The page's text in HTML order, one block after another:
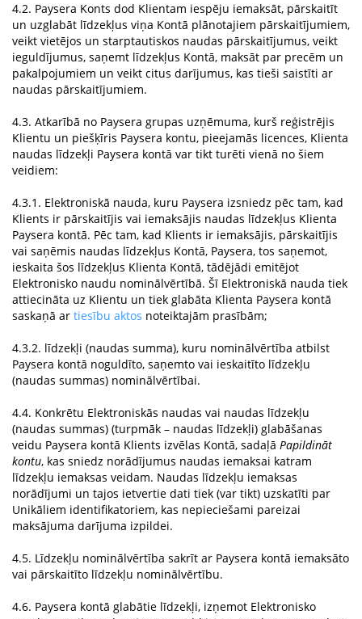
4.2. Paysera Konts dod Klientam iespēju iemaksāt, pārskaitīt
un uzglabāt līdzekļus viņa Kontā plānotajiem pārskaitījumiem,
veikt vietējos un starptautiskos naudas pārskaitījumus, veikt
ieguldījumus, saņemt līdzekļus Kontā, maksāt par precēm un
pakalpojumiem un veikt citus darījumus, kas tieši saistīti ar
naudas pārskaitījumiem.
4.3. Atkarībā no Paysera grupas uzņēmuma, kurš reģistrējis
Klientu un piešķīris Paysera kontu, pieejamās licences, Klienta
naudas līdzekļi Paysera kontā var tikt turēti vienā no šiem
veidiem:
4.3.1. Elektroniskā nauda, kuru Paysera izsniedz pēc tam, kad
Klients ir pārskaitījis vai iemaksājis naudas līdzekļus Klienta
Paysera kontā. Pēc tam, kad Klients ir iemaksājis, pārskaitījis
vai saņēmis naudas līdzekļus Kontā, Paysera, tos saņemot,
ieskaita šos līdzekļus Klienta Kontā, tādējādi emitējot
Elektronisko naudu nominālvērtībā. Šī Elektroniskā nauda tiek
attiecināta uz Klientu un tiek glabāta Klienta Paysera kontā
saskaņā ar tiesību aktos noteiktajām prasībām;
4.3.2. līdzekļi (naudas summa), kuru nominālvērtība atbilst
Paysera kontā noguldīto, saņemto vai ieskaitīto līdzekļu
(naudas summas) nominālvērtībai.
4.4. Konkrētu Elektroniskās naudas vai naudas līdzekļu
(naudas summas) (turpmāk – naudas līdzekļi) glabāšanas
veidu Paysera kontā Klients izvēlas Kontā, sadaļā Papildināt
kontu, kas sniedz norādījumus naudas iemaksai katram
līdzekļu iemaksas veidam. Naudas līdzekļu iemaksas
norādījumi un tajos ietvertie dati tiek (var tikt) uzskatīti par
Unikāliem identifikatoriem, kas nepieciešami pareizai
maksājuma darījuma izpildei.
4.5. Līdzekļu nominālvērtība sakrīt ar Paysera kontā iemaksāto
vai pārskaitīto līdzekļu nominālvērtību.
4.6. Paysera kontā glabātie līdzekļi, izņemot Elektronisko